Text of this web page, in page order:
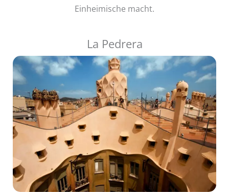
Einheimische macht.
La Pedrera